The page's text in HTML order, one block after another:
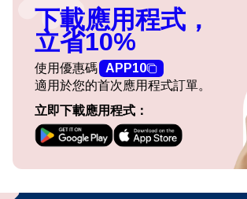
下載應用程式，
立省10%
使用優惠碼 APP10
適用於您的首次應用程式訂單。
立即下載應用程式：